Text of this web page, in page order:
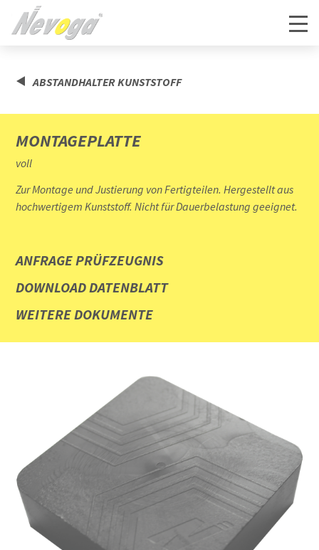
ABSTANDHALTER KUNSTSTOFF
MONTAGEPLATTE
voll
Zur Montage und Justierung von Fertigteilen. Hergestellt aus
hochwertigem Kunststoff. Nicht für Dauerbelastung geeignet.
ANFRAGE PRÜFZEUGNIS
DOWNLOAD DATENBLATT
WEITERE DOKUMENTE